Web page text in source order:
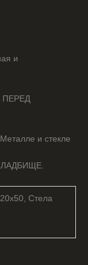
и
и стекле
Стела